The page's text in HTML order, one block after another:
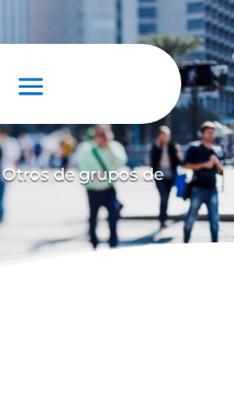
Otros de grupos de